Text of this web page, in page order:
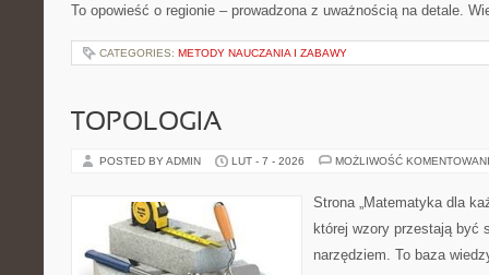
To opowieść o regionie – prowadzona z uważnością na detale.
CATEGORIES: METODY NAUCZANIA I ZABAWY
TOPOLOGIA
POSTED BY ADMIN LUT - 7 - 2026 MOŻLIWOŚĆ
Strona „Matematyka dla
której wzory przestają być
narzędziem. To baza